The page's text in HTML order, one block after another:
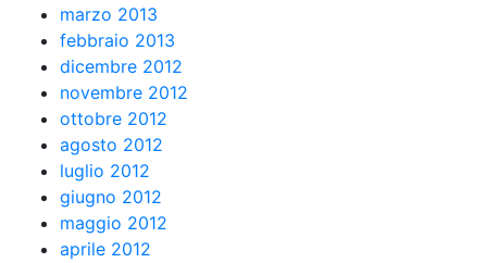
marzo 2013
febbraio 2013
dicembre 2012
novembre 2012
ottobre 2012
agosto 2012
luglio 2012
giugno 2012
maggio 2012
aprile 2012